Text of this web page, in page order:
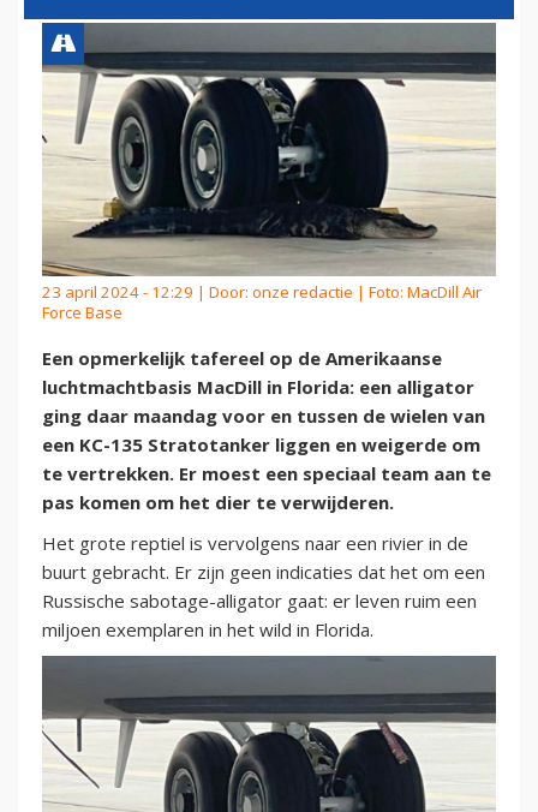
23 april 2024 - 12:29 | Door: onze redactie | Foto: MacDill Air
Force Base
Een opmerkelijk tafereel op de Amerikaanse
luchtmachtbasis MacDill in Florida: een alligator
ging daar maandag voor en tussen de wielen van
een KC-135 Stratotanker liggen en weigerde om
te vertrekken. Er moest een speciaal team aan te
pas komen om het dier te verwijderen.
Het grote reptiel is vervolgens naar een rivier in de
buurt gebracht. Er zijn geen indicaties dat het om een
Russische sabotage-alligator gaat: er leven ruim een
miljoen exemplaren in het wild in Florida.